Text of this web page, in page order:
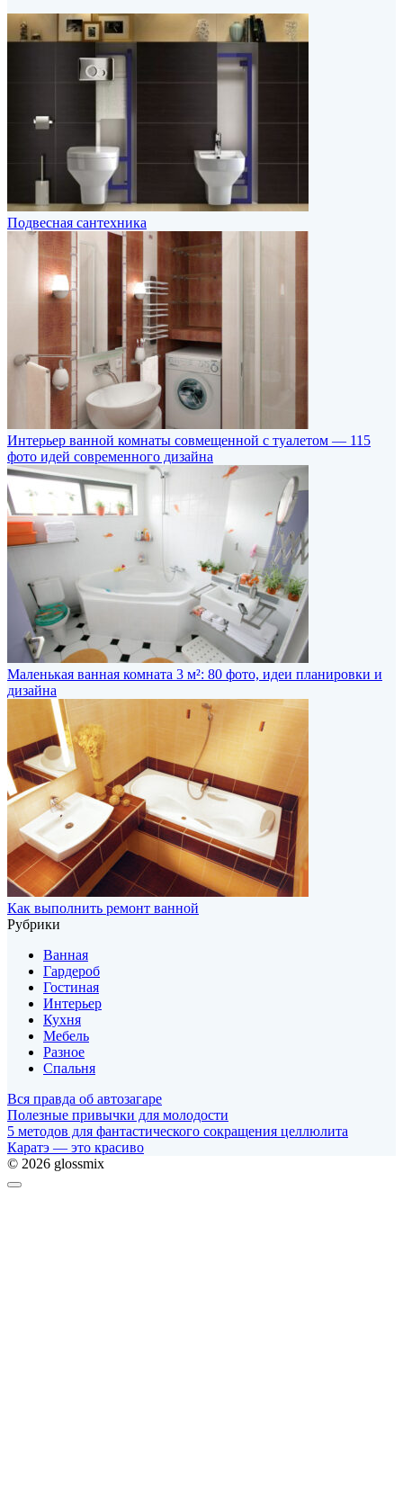
Подвесная сантехника
Интерьер ванной комнаты совмещенной с туалетом — 115
фото идей современного дизайна
Маленькая ванная комната 3 м²: 80 фото, идеи планировки и
дизайна
Как выполнить ремонт ванной
Рубрики
Ванная
Гардероб
Гостиная
Интерьер
Кухня
Мебель
Разное
Спальня
Вся правда об автозагаре
Полезные привычки для молодости
5 методов для фантастического сокращения целлюлита
Каратэ — это красиво
© 2026 glossmix